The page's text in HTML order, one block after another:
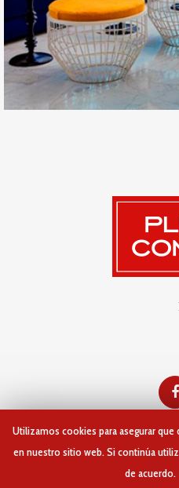
Utilizamos cookies para asegurar
en nuestro sitio web. Si continúa
de acuerdo.